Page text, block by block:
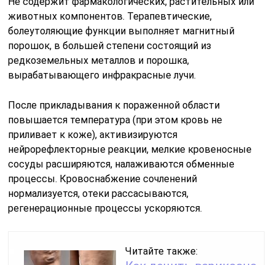
животных компонентов. Терапевтические,
болеутоляющие функции выполняет магнитный
порошок, в большей степени состоящий из
редкоземельных металлов и порошка,
вырабатывающего инфракрасные лучи.
После прикладывания к пораженной области
повышается температура (при этом кровь не
приливает к коже), активизируются
нейрорефлекторные реакции, мелкие кровеносные
сосуды расширяются, налаживаются обменные
процессы. Кровоснабжение сочленений
нормализуется, отеки рассасываются,
регенерационные процессы ускоряются.
Читайте также: